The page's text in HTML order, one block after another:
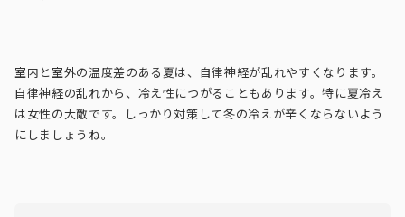
室内と室外の温度差のある夏は、自律神経が乱れやすくなります。
自律神経の乱れから、冷え性につがることもあります。特に夏冷え
は女性の大敵です。しっかり対策して冬の冷えが辛くならないよう
にしましょうね。